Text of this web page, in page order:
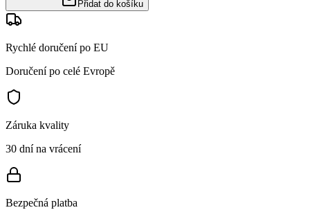
Přidat do košíku
Rychlé doručení po EU
Doručení po celé Evropě
Záruka kvality
30 dní na vrácení
Bezpečná platba